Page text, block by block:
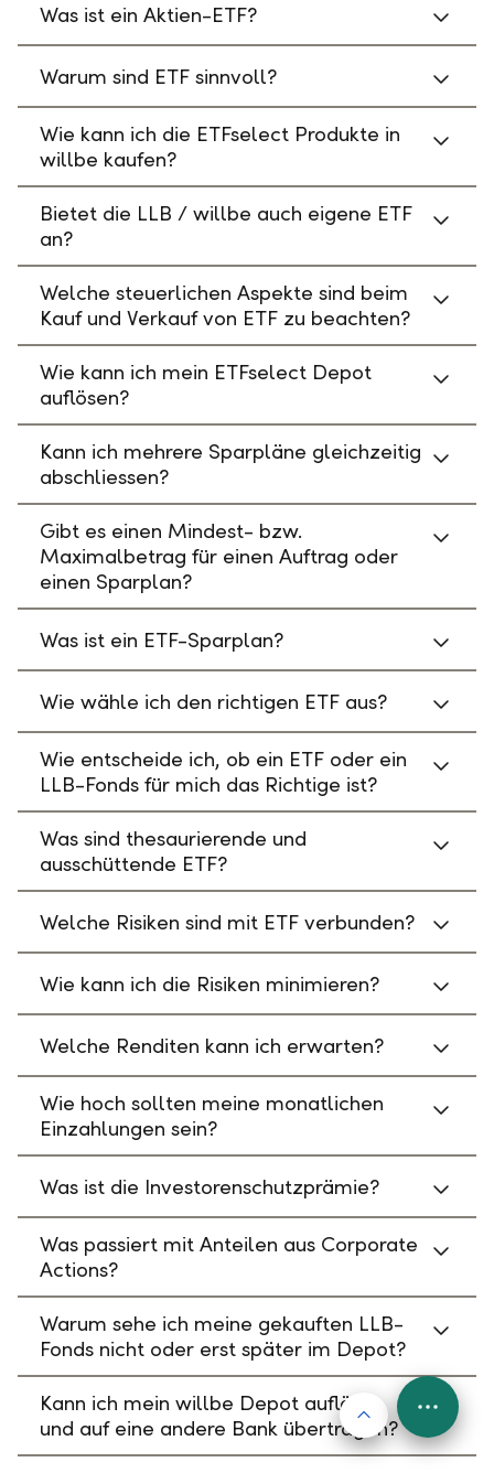
Was ist ein Aktien-ETF?
Warum sind ETF sinnvoll?
Wie kann ich die ETFselect Produkte in
willbe kaufen?
Bietet die LLB / willbe auch eigene ETF
an?
Welche steuerlichen Aspekte sind beim
Kauf und Verkauf von ETF zu beachten?
Wie kann ich mein ETFselect Depot
auflösen?
Kann ich mehrere Sparpläne gleichzeitig
abschliessen?
Gibt es einen Mindest- bzw.
Maximalbetrag für einen Auftrag oder
einen Sparplan?
Was ist ein ETF-Sparplan?
Wie wähle ich den richtigen ETF aus?
Wie entscheide ich, ob ein ETF oder ein
LLB-Fonds für mich das Richtige ist?
Was sind thesaurierende und
ausschüttende ETF?
Welche Risiken sind mit ETF verbunden?
Wie kann ich die Risiken minimieren?
Welche Renditen kann ich erwarten?
Wie hoch sollten meine monatlichen
Einzahlungen sein?
Was ist die Investorenschutzprämie?
Was passiert mit Anteilen aus Corporate
Actions?
Warum sehe ich meine gekauften LLB-
Fonds nicht oder erst später im Depot?
Kann ich mein willbe Depot auflösen
und auf eine andere Bank übertragen?
Nach oben
FAB
Menu